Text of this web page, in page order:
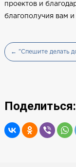
проектов и
благополучия вам
← "Спешите делать
Поделиться: